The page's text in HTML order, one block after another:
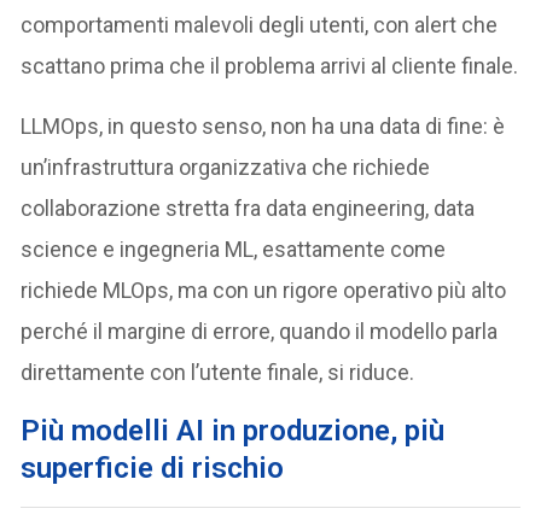
comportamenti malevoli degli utenti, con alert che
scattano prima che il problema arrivi al cliente finale.
LLMOps, in questo senso, non ha una data di fine: è
un’infrastruttura organizzativa che richiede
collaborazione stretta fra data engineering, data
science e ingegneria ML, esattamente come
richiede MLOps, ma con un rigore operativo più alto
perché il margine di errore, quando il modello parla
direttamente con l’utente finale, si riduce.
Più modelli AI in produzione, più
superficie di rischio